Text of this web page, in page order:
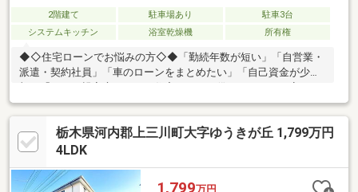
2階建て 駐車場あり
駐車3台
システムキッチン
浴室乾燥機 所有権
◆◇住宅ローンでお悩みの方◇◆「勤続年数が短い」「自営業・
派遣・契約社員」「車のローンをまとめたい」「自己資金が少
んな方は東海住宅にお任せください！わかりやすく説明・段取り
いたします。地元金融機関の優遇金利もありますので、お気軽に
お問い合わせください！◆◇よくある3つの疑問・不安の説明動
画！◇◆関連リンクより、多くのお客様が抱える3つの不安・疑
で、3つすべて見ても約10分程度となっております！
栃木県河内郡上三川町大字ゆうきが丘 1,799万円
4LDK
1,799万円